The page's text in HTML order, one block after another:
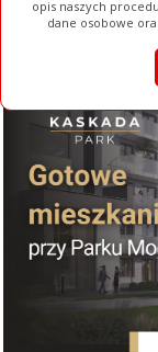
opis naszych
dane osobowe
Ogłoszenia